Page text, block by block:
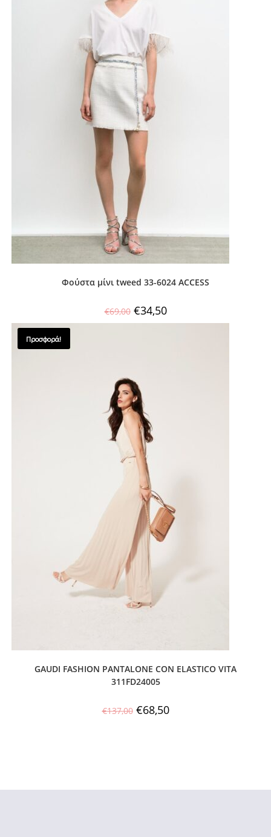
Φούστα μίνι tweed 33-6024 ACCESS
€69,00 €34,50
SALES !
Προσφορά!
GAUDI FASHION PANTALONE CON ELASTICO VITA
311FD24005
€137,00 €68,50